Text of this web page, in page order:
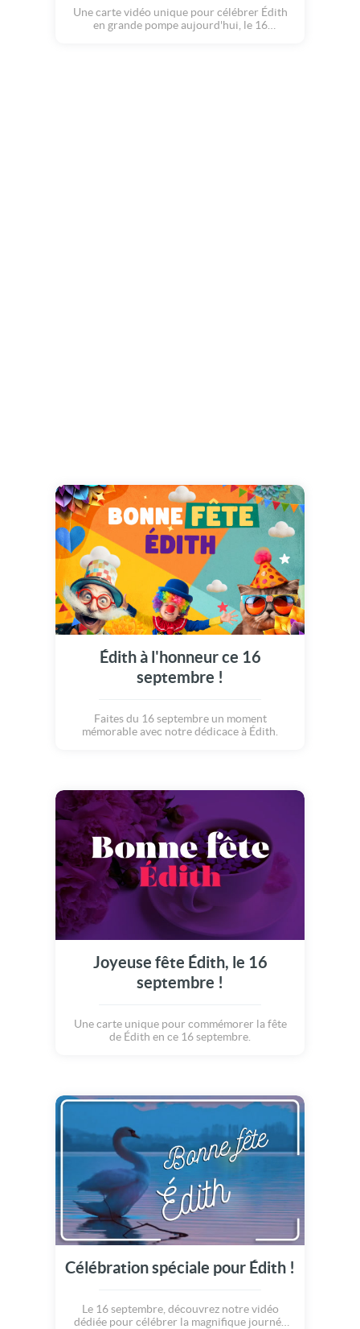
Une carte vidéo unique pour célébrer Édith
en grande pompe aujourd'hui, le 16
Édith à l'honneur ce 16
septembre !
Faites du 16 septembre un moment
mémorable avec notre dédicace à Édith.
Joyeuse fête Édith, le 16
septembre !
Une carte unique pour commémorer la fête
de Édith en ce 16 septembre.
Célébration spéciale pour Édith !
Le 16 septembre, découvrez notre vidéo
dédiée pour célébrer la magnifique journée